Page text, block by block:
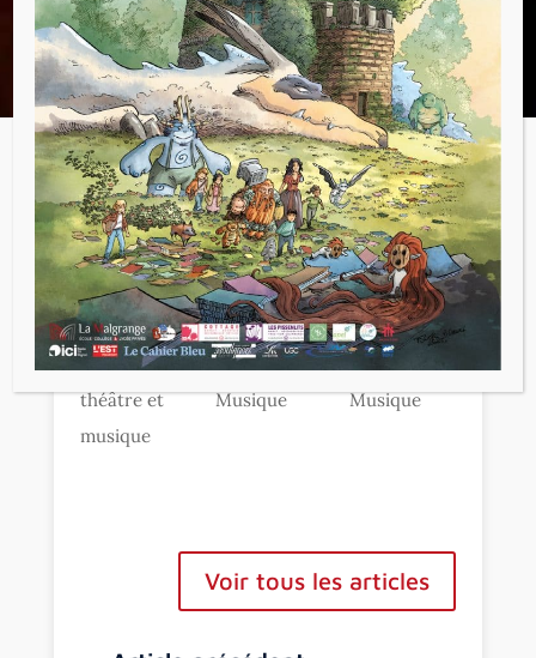
Des moments très agréables, où les élèves
ont révélé leurs talents.
Chorale et
orchestre
Chorale et
orchestre
Option
théâtre
Option
théâtre et
musique
Option
Musique
Option
Musique
Voir tous les articles